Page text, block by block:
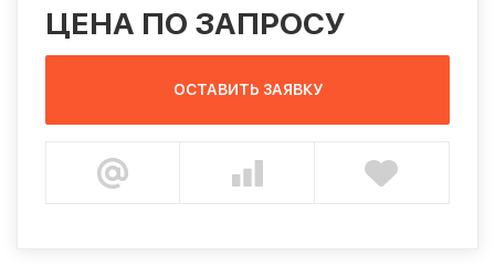
ЦЕНА ПО ЗАПРОСУ
ОСТАВИТЬ ЗАЯВКУ